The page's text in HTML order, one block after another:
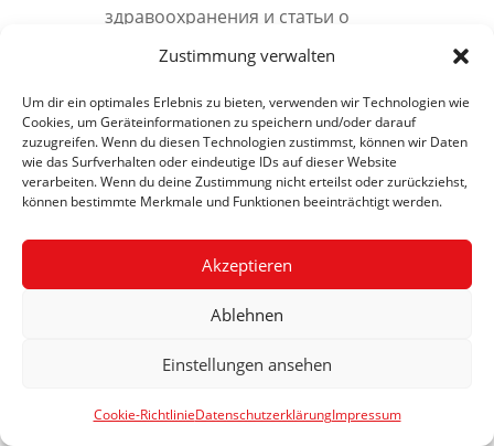
Zustimmung verwalten
Um dir ein optimales Erlebnis zu bieten, verwenden wir Technologien wie
Cookies, um Geräteinformationen zu speichern und/oder darauf
zuzugreifen. Wenn du diesen Technologien zustimmst, können wir Daten
wie das Surfverhalten oder eindeutige IDs auf dieser Website
verarbeiten. Wenn du deine Zustimmung nicht erteilst oder zurückziehst,
können bestimmte Merkmale und Funktionen beeinträchtigt werden.
Akzeptieren
Ablehnen
Einstellungen ansehen
Cookie-RichtlinieDatenschutzerklärungImpressum
здравоохранения и статьи о
современных методах лечения:
профилактика заболеваний.
mcmltd 34 am 16. Mai 2026 um 21:48
https://mcmltd.ruпосвященный
строительным технологиям, монтажу
сэндвич-панелей и пассивной
использованием специализированных
систем Promat.